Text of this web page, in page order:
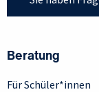
Beratung
Für Schüler*innen